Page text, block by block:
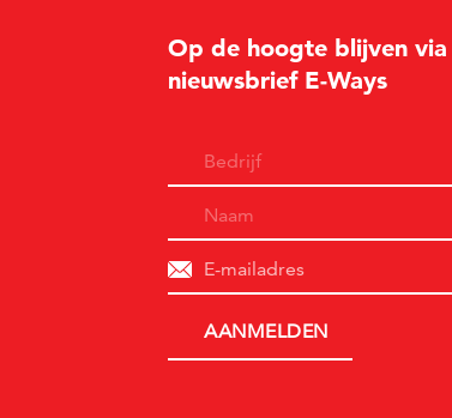
Op de hoogte blijven via
nieuwsbrief E-Ways